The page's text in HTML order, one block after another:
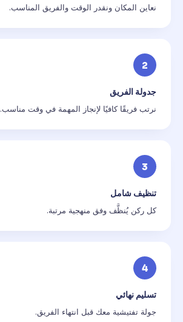
نعاين المكان ونقدر الوقت والفريق المناسب.
2
جدولة الفريق
نرتب فريقًا كافيًا لإنجاز المهمة في وقت مناسب.
3
تنظيف شامل
كل ركن يُنظَّف وفق منهجية مرتبة.
4
تسليم نهائي
جولة تفتيشية معك قبل انتهاء الفريق.